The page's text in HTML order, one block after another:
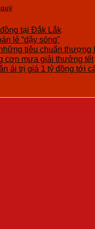
tại Đắk Lắk
lẻ “dậy sóng”
tiêu chuẩn
cơn mưa giải thưởng tết
ái trị giá 1 tỷ đồng tới